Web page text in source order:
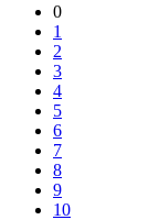
0
1
2
3
4
5
6
7
8
9
10